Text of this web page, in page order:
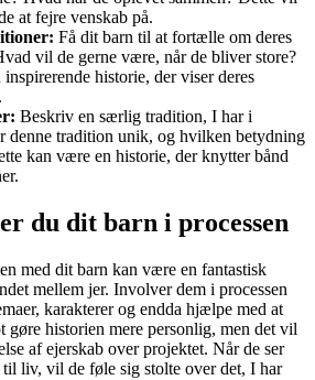
at fejre venskab på.
Få dit barn til at fortælle om deres
vil de gerne være, når de bliver store?
historie, der viser deres
Beskriv en særlig tradition, I har i
denne tradition unik, og hvilken betydning
kan være en historie, der knytter bånd
du dit barn i processen
med dit barn kan være en fantastisk
mellem jer. Involver dem i processen
karakterer og endda hjælpe med at
historien mere personlig, men det vil
af ejerskab over projektet. Når de ser
til liv, vil de føle sig stolte over det, I har